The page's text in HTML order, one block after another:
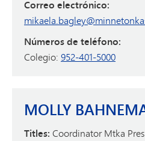
Correo electrónico:
Números de teléfono:
Colegio: 952-401-5000
MOLLY
Titles: Coordinator Mtka